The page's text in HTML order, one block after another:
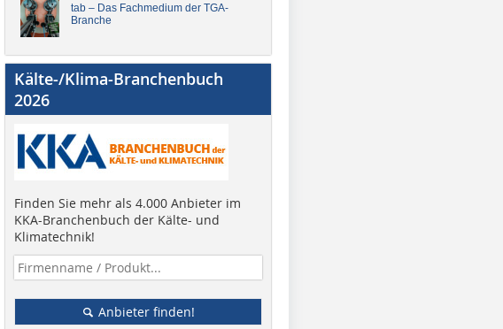
tab – Das Fachmedium der TGA-
Branche
Kälte-/Klima-Branchenbuch
2026
Finden Sie mehr als 4.000 Anbieter im
KKA-Branchenbuch der Kälte- und
Klimatechnik!
Anbieter finden!